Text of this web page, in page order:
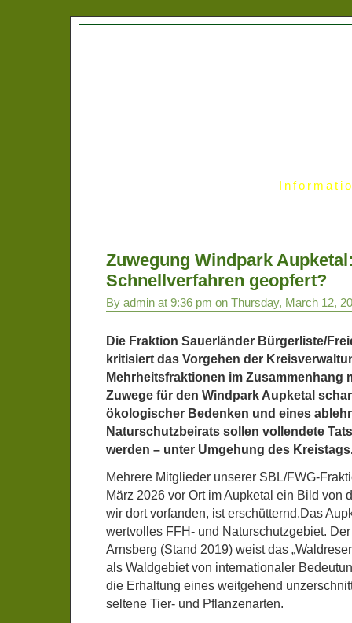
Zuwegung Windpark
Schnellverfahren geopfert?
By admin at 9:36 pm on Thursday, March 12,
Die Fraktion Sauerländer Bürgerliste/
kritisiert das Vorgehen der
Mehrheitsfraktionen im Zusammenhang
Zuwege für den Windpark Aupketal
ökologischer Bedenken und eines
Naturschutzbeirats sollen vollendete
werden – unter Umgehung des
Mehrere Mitglieder unserer SBL/FWG-
März 2026 vor Ort im Aupketal ein Bild von
wir dort vorfanden, ist erschütternd.Das
wertvolles FFH- und Naturschutzgebiet.
Arnsberg (Stand 2019) weist das
als Waldgebiet von internationaler
die Erhaltung eines weitgehend
seltene Tier- und Pflanzenarten.